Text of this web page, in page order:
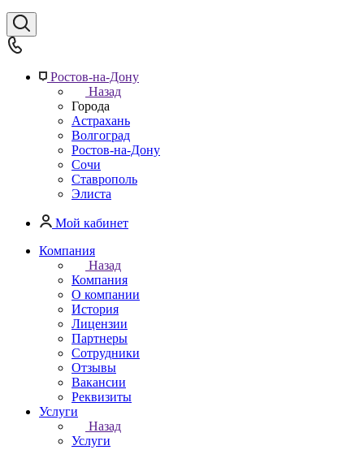
Ростов-на-Дону
Назад
Города
Астрахань
Волгоград
Ростов-на-Дону
Сочи
Ставрополь
Элиста
Мой кабинет
Компания
Назад
Компания
О компании
История
Лицензии
Партнеры
Сотрудники
Отзывы
Вакансии
Реквизиты
Услуги
Назад
Услуги